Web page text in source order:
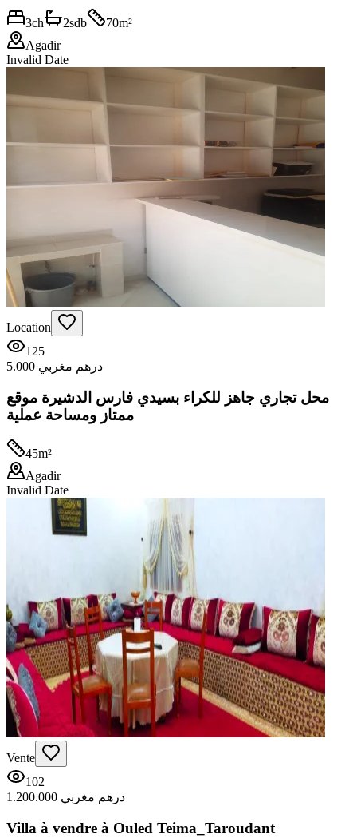
3ch 2sdb 70m²
Agadir
Invalid Date
Location
125
5.000 درهم مغربي
محل تجاري جاهز للكراء بسيدي فارس الدشيرة موقع
ممتاز ومساحة عملية
45m²
Agadir
Invalid Date
Vente
102
1.200.000 درهم مغربي
Villa à vendre à Ouled Teima_Taroudant